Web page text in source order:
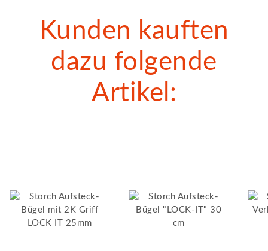
Kunden kauften
dazu folgende
Artikel: